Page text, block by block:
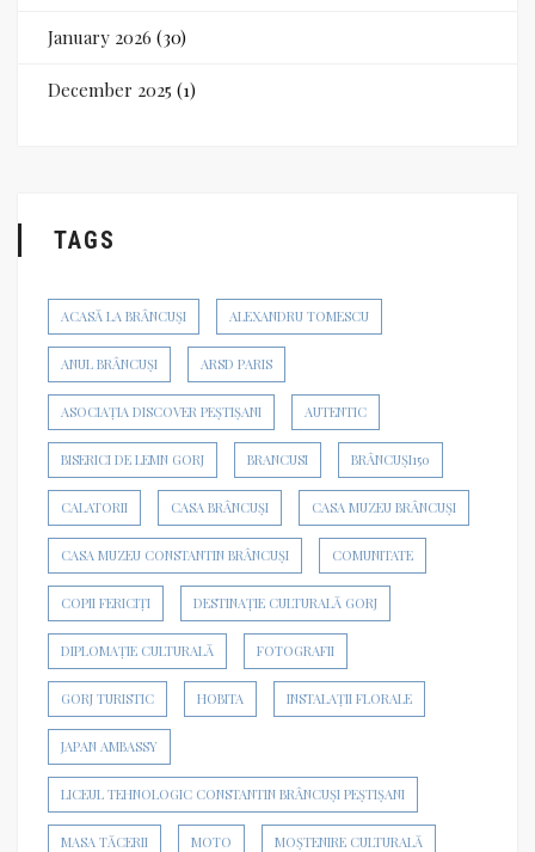
January 2026 (30)
December 2025 (1)
TAGS
ACASĂ LA BRÂNCUȘI ALEXANDRU TOMESCU
ANUL BRÂNCUȘI ARSD PARIS
ASOCIAȚIA DISCOVER PEȘTIȘANI AUTENTIC
BISERICI DE LEMN GORJ BRANCUSI BRÂNCUȘI150
CALATORII CASA BRÂNCUȘI CASA MUZEU BRÂNCUȘI
CASA MUZEU CONSTANTIN BRÂNCUȘI COMUNITATE
COPII FERICIȚI DESTINAȚIE CULTURALĂ GORJ
DIPLOMAȚIE CULTURALĂ FOTOGRAFII
GORJ TURISTIC HOBITA INSTALAȚII FLORALE
JAPAN AMBASSY
LICEUL TEHNOLOGIC CONSTANTIN BRÂNCUȘI PEȘTIȘANI
MASA TĂCERII MOTO MOȘTENIRE CULTURALĂ